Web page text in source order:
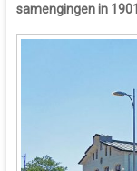
samengingen in